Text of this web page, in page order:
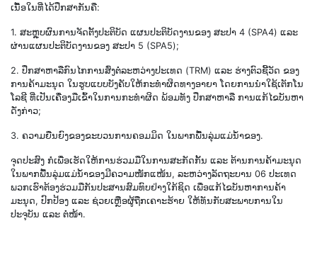
ເນື້ອໃນທີ່ໄດ້ປຶກສາກັນຄື:
1. ສະຫຼຸບຜົນການຈັດຕັ້ງປະຕິບັດ ແຜນປະຕິບັດງານຂອງ ສະປາ 4 (SPA4) ແລະ
ຜ່ານແຜນປະຕິບັດງານຂອງ ສະປາ 5 (SPA5);
2. ປຶກສາຫາລືກົນໄກການສົ່ງຕໍ່ລະຫວ່າງປະເທດ (TRM) ແລະ ຮ່າງຕົວຊີ້ວັດ ຂອງ
ການຄ້າມະນຸດ ໃນຮູບແບບບັງຄັບໃຫ້ກະທຳຜິດທາງອາຍາ ໂດຍການນຳໃຊ້ເຕັກໂນ
ໂລຊີ ທີ່ເປັນເຄື່ອງມືເຂົ້າໃນການກະທຳຜິດ ພ້ອມທັງ ປຶກສາຫາລື ການແກ້ໄຂບັນຫາ
ດັ່ງກ່າວ;
3. ຄວາມຍືນຍົງຂອງຂະບວນການຄອມມິດ ໃນພາກພື້ນລຸ່ມແມ່ນໍ້າຂອງ.
ຈຸດປະສົງ ກໍ່ເພື່ອເຮັດໃຫ້ການຮ່ວມມືໃນການສະກັດກັ້ນ ແລະ ຕ້ານການຄ້າມະນຸດ
ໃນພາກພື້ນລຸ່ມແມ່ນໍ້າຂອງມີຄວາມໜັກແໜ້ນ, ລະຫວ່າງລັດຖະບານ 06 ປະເທດ
ພວກເຮົາຕ້ອງຮ່ວມມືກັນປະສານສົມທົບຢ່າງໃກ້ຊິດ ເພື່ອແກ້ໄຂບັນຫາການຄ້າ
ມະນຸດ, ປົກປ້ອງ ແລະ ຊ່ວຍເຫຼືອຜູ້ຖືກເຄາະຮ້າຍ ໃຫ້ທັນກັບສະພາບການໃນ
ປະຈຸບັນ ແລະ ຕໍ່ໜ້າ.